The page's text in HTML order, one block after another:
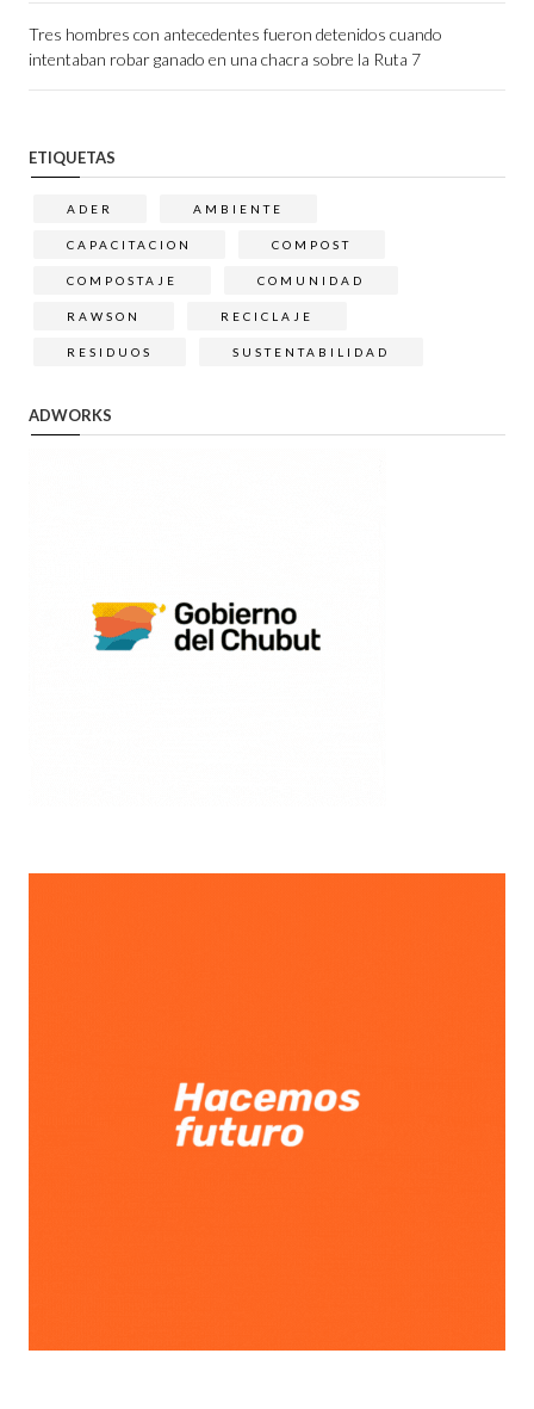
Tres hombres con antecedentes fueron detenidos cuando
intentaban robar ganado en una chacra sobre la Ruta 7
ETIQUETAS
ADER AMBIENTE
CAPACITACION COMPOST
COMPOSTAJE COMUNIDAD
RAWSON RECICLAJE
RESIDUOS SUSTENTABILIDAD
ADWORKS